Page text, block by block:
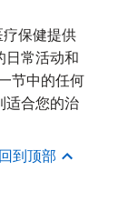
保健提供
日常活动和
节中的任何
适合您的治
回到顶部